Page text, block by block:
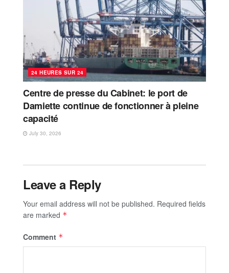
24 HEURES SUR 24
Centre de presse du Cabinet: le port de
Damiette continue de fonctionner à pleine
capacité
July 30, 2026
Leave a Reply
Your email address will not be published. Required fields
are marked *
Comment *